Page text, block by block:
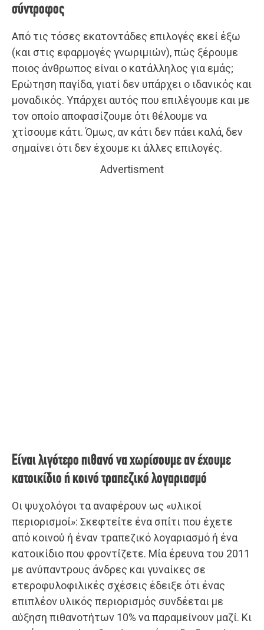
σύντροφος
Από τις τόσες εκατοντάδες επιλογές εκεί έξω
(και στις εφαρμογές γνωριμιών), πώς ξέρουμε
ποιος άνθρωπος είναι ο κατάλληλος για εμάς;
Ερώτηση παγίδα, γιατί δεν υπάρχει ο ιδανικός και
μοναδικός. Υπάρχει αυτός που επιλέγουμε και με
τον οποίο αποφασίζουμε ότι θέλουμε να
χτίσουμε κάτι. Όμως, αν κάτι δεν πάει καλά, δεν
σημαίνει ότι δεν έχουμε κι άλλες επιλογές.
Advertisment
Είναι λιγότερο πιθανό να χωρίσουμε αν έχουμε
κατοικίδιο ή κοινό τραπεζικό λογαριασμό
Οι ψυχολόγοι τα αναφέρουν ως «υλικοί
περιορισμοί»: Σκεφτείτε ένα σπίτι που έχετε
από κοινού ή έναν τραπεζικό λογαριασμό ή ένα
κατοικίδιο που φροντίζετε. Μία έρευνα του 2011
με ανύπαντρους άνδρες και γυναίκες σε
ετεροφυλοφιλικές σχέσεις έδειξε ότι ένας
επιπλέον υλικός περιορισμός συνδέεται με
αύξηση πιθανοτήτων 10% να παραμείνουν μαζί. Κι